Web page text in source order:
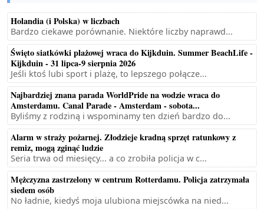
Holandia (i Polska) w liczbach
Bardzo ciekawe porównanie. Niektóre liczby naprawd...
Święto siatkówki plażowej wraca do Kijkduin. Summer BeachLife -
Kijkduin - 31 lipca-9 sierpnia 2026
Jeśli ktoś lubi sport i plażę, to lepszego połącze...
Najbardziej znana parada WorldPride na wodzie wraca do
Amsterdamu. Canal Parade - Amsterdam - sobota...
Byliśmy z rodziną i wspominamy ten dzień bardzo do...
Alarm w straży pożarnej. Złodzieje kradną sprzęt ratunkowy z
remiz, mogą zginąć ludzie
Seria trwa od miesięcy... a co zrobiła policja w c...
Mężczyzna zastrzelony w centrum Rotterdamu. Policja zatrzymała
siedem osób
No ładnie, kiedyś moja ulubiona miejscówka na nied...